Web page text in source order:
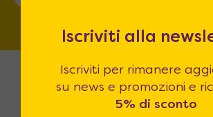
Iscriviti alla
Iscriviti per rimanere
su news e promozioni e
5% di sconto